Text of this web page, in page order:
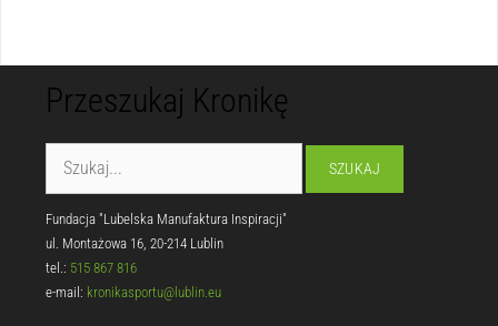
Przeszukaj Kronikę
Fundacja "Lubelska Manufaktura Inspiracji"
ul. Montażowa 16, 20-214 Lublin
tel.: 515 867 816
e-mail: kronikasportu@lublin.eu